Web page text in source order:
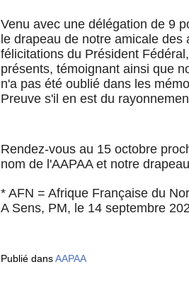
Venu avec une délégation de 9
le drapeau de notre amicale
félicitations du Président
présents, témoignant ainsi que
n'a pas été oublié dans les
Preuve s'il en est du
Rendez-vous au 15 octobre
nom de l'AAPAA et notre
* AFN = Afrique Française du
A Sens, PM, le 14 septembre
Publié dansAAPAA